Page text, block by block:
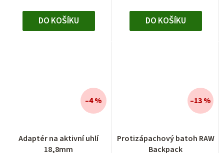
DO KOŠÍKU DO KOŠÍKU
Adaptér na aktivní uhlí
18,8mm
–4 %
Protizápachový batoh RAW
Backpack
–13 %